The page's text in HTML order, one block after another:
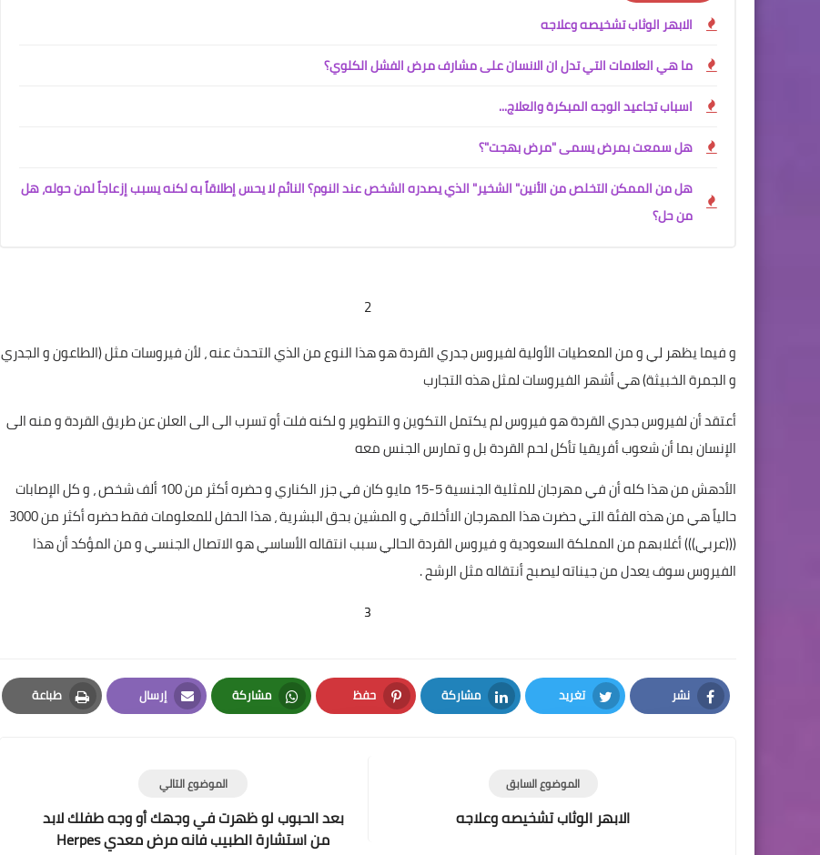
الابهر الوثاب تشخيصه وعلاجه
ما هي العلامات التي تدل ان الانسان على مشارف مرض الفشل الكلوي؟
اسباب تجاعيد الوجه المبكرة والعلاج...
هل سمعت بمرض يسمى "مرض بهجت"؟
هل من الممكن التخلص من الأنين" الشخير" الذي يصدره الشخص عند النوم؟ النائم لا يحس إطلاقاً به لكنه يسبب إزعاجاً لمن حوله، هل
من حل؟
2
و فيما يظهر لي و من المعطيات الأولية لفيروس جدري القردة هو هذا النوع من الذي التحدث عنه ، لأن فيروسات مثل (الطاعون و الجدري
و الجمرة الخبيثة) هي أشهر الفيروسات لمثل هذه التجارب
أعتقد أن لفيروس جدري القردة هو فيروس لم يكتمل التكوين و التطوير و لكنه فلت أو تسرب الى الى العلن عن طريق القردة و منه الى
الإنسان بما أن شعوب أفريقيا تأكل لحم القردة بل و تمارس الجنس معه
الأدهش من هذا كله أن في مهرجان للمثلية الجنسية 5-15 مايو كان في جزر الكناري و حضره أكثر من 100 ألف شخص ، و كل الإصابات
حالياً هي من هذه الفئة التي حضرت هذا المهرجان الاأخلاقي و المشين بحق البشرية ، هذا الحفل للمعلومات فقط حضره أكثر من 3000
(((عربي))) أغلابهم من المملكة السعودية و فيروس القردة الحالي سبب انتقاله الأساسي هو الاتصال الجنسي و من المؤكد أن هذا
الفيروس سوف يعدل من جيناته ليصبح أنتقاله مثل الرشح .
3
نشر
Facebook
تغريد
Twitter
مشاركة
LinkedIn
حفظ
Pinterest
مشاركة
Whatsapp
إرسال
Email
طباعة
Print
الموضوع التالي
بعد الحبوب لو ظهرت في وجهك أو وجه طفلك لابد
من استشارة الطبيب فانه مرض معدي Herpes
الموضوع السابق
الابهر الوثاب تشخيصه وعلاجه
19 أبريل 2026
19 أبريل 2026